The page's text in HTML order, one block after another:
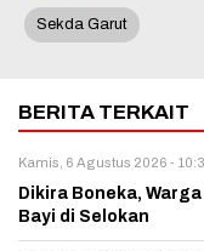
Sekda Garut
BERITA TERKAIT
Kamis, 6 Agustus 2026 -
Dikira Boneka,
Bayi di Selokan